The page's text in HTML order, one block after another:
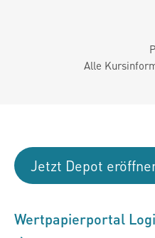
Alle
Jetzt Depot
Wertpapierportal